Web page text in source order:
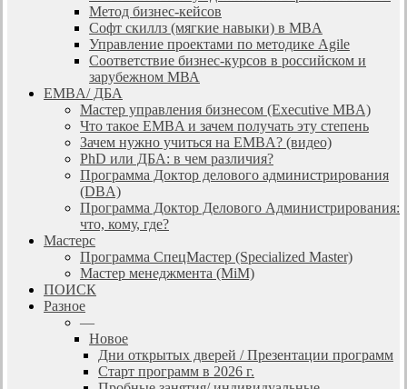
Метод бизнес-кейсов
Софт скиллз (мягкие навыки) в MBA
Управление проектами по методике Agile
Соответствие бизнес-курсов в российском и
зарубежном МВА
EMBA/ ДБA
Мастер управления бизнесом (Executive MBA)
Что такое EMBA и зачем получать эту степень
Зачем нужно учиться на EMBA? (видео)
PhD или ДБА: в чем различия?
Программа Доктор делового администрирования
(DBА)
Программа Доктор Делового Администрирования:
что, кому, где?
Мастерс
Программа СпецМастер (Specialized Master)
Мастер менеджмента (MiM)
ПОИСК
Разное
—
Новое
Дни открытых дверей / Презентации программ
Старт программ в 2026 г.